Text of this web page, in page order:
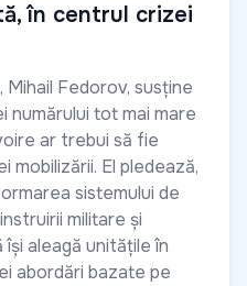
în centrul crizei
Mihail Fedorov, susține
numărului tot mai mare
ar trebui să fie
El pledează,
sistemului de
militare și
aleagă unitățile în
abordări bazate pe